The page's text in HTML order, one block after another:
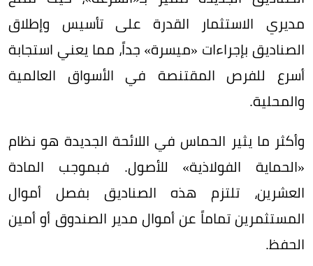
مديري الاستثمار القدرة على تأسيس وإطلاق
الصناديق بإجراءات «ميسرة» جداً، مما يعني استجابة
أسرع للفرص المقتنصة في الأسواق العالمية
والمحلية.
وأكثر ما يثير الحماس في اللائحة الجديدة هو نظام
«الحماية الفولاذية» للأصول. فبموجب المادة
العشرين، تلتزم هذه الصناديق بفصل أموال
المستثمرين تماماً عن أموال مدير الصندوق أو أمين
الحفظ.